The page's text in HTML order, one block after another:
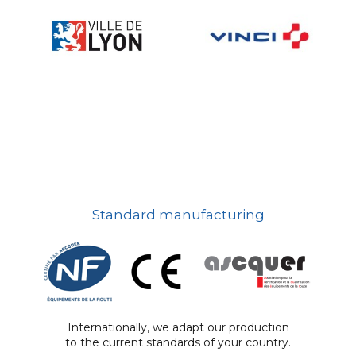
Standard manufacturing
Internationally, we adapt our production
to the current standards of your country.